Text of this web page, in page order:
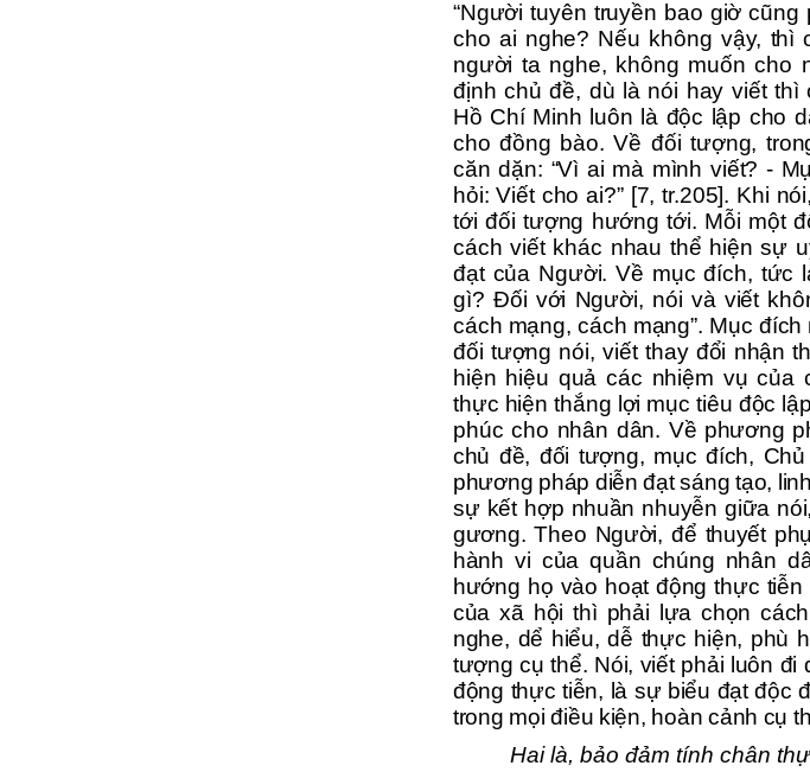
“Người tuyên truyền bao giờ
cho ai nghe? Nếu không vậy,
người ta nghe, không muốn cho
địnhchủ đề, dù là nói hay viếtthì
Hồ Chí Minh luôn là độc lập cho
cho đồng bào.Về đối tượng,
căn dặn: “Vì ai mà mình viết? -
hỏi: Viết cho ai?” [7, tr.205]. Khi
tới đối tượng hướng tới. Mỗi một
cách viết khác nhau thể hiện sự
đạt của Người. Về mục đích, tức
gì? Đối với Người, nói và viết
cách mạng, cách mạng”. Mục đích
đối tượng nói, viết thay đổi nhận
hiện hiệu quả các nhiệm vụ của
thực hiện thắng lợi mục tiêu độc
phúc cho nhân dân. Về phương
chủ đề, đối tượng, mục đích,
phương pháp diễn đạt sáng tạo,
sự kết hợp nhuần nhuyễn giữa
gương. Theo Người, để thuyết
hành vi củaquần chúng nhân
hướng họ vào hoạt động thực
của xã hội thì phải lựa chọn
nghe, dể hiểu, dễ thực hiện, phù
tượng cụ thể. Nói, viết phải luôn đi
động thực tiễn, là sự biểu đạt độc
trong mọi điều kiện, hoàn cảnh cụ
Hai là, bảo đảm tính chân